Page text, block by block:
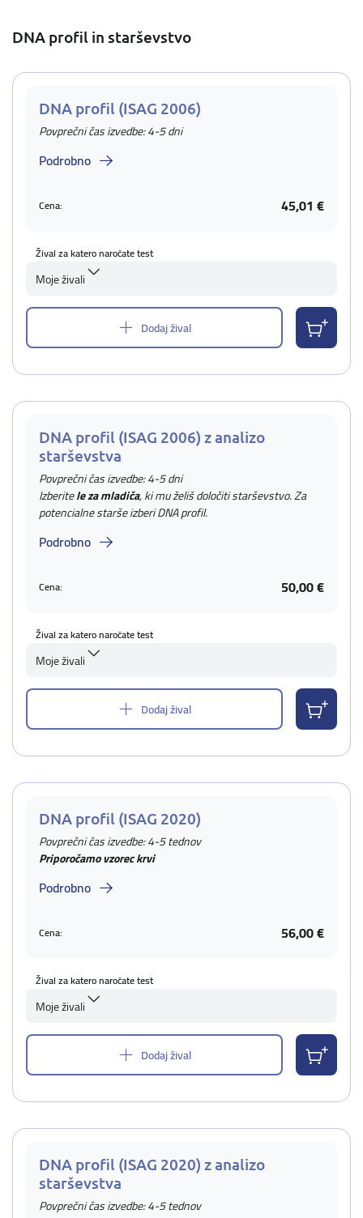
DNA profil in starševstvo
DNA profil (ISAG 2006)
Povprečni čas izvedbe: 4-5 dni
Podrobno
Cena: 45,01 €
Žival za katero naročate test
Moje živali
Dodaj žival
DNA profil (ISAG 2006) z analizo
starševstva
Povprečni čas izvedbe: 4-5 dni
Izberitele za mladiča, ki mu želiš določiti starševstvo. Za
potencialne starše izberi DNA profil.
Podrobno
Cena: 50,00 €
Žival za katero naročate test
Moje živali
Dodaj žival
DNA profil (ISAG 2020)
Povprečni čas izvedbe: 4-5 tednov
Priporočamo vzorec krvi
Podrobno
Cena: 56,00 €
Žival za katero naročate test
Moje živali
Dodaj žival
DNA profil (ISAG 2020) z analizo
starševstva
Povprečni čas izvedbe: 4-5 tednov